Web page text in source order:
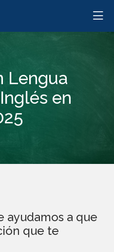
Lengua
en
ayudamos a que
que te